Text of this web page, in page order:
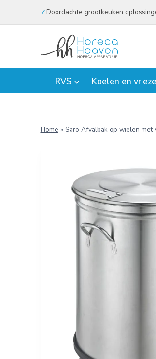
Doordachte grootkeuken
RVS Koelen en
Home » Saro Afvalbak op wielen met